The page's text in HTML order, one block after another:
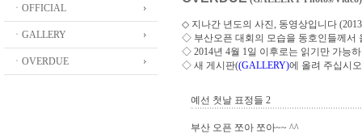
ㆍOFFICIAL
ㆍGALLERY
ㆍOVERDUE
◇ 지나간 년도의 사진, 동영상입니다
◇ 부산오픈 대회의 모습을 동호인들께서
◇ 2014년 4월 1일 이후로는 읽기만 가능
◇ 새 게시판((GALLERY)에 올려 주십시오
예선 첫날 표정들 2
부산 오픈 쪼아 쪼아~~ ^^